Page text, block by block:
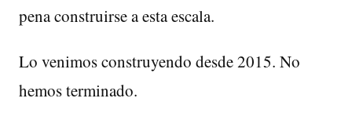
pena construirse a esta escala.
Lo venimos construyendo desde 2015. No
hemos terminado.